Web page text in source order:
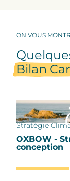
ON VOUS
Bilan
Stratégie
OXBOW -
conception